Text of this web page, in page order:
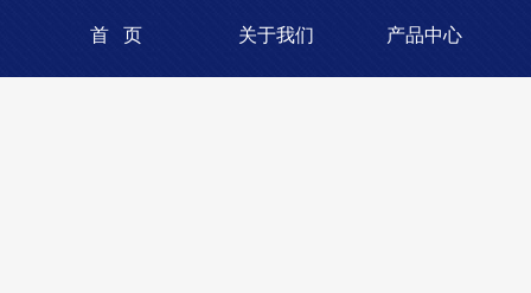
首 页 关于我们 产品中心